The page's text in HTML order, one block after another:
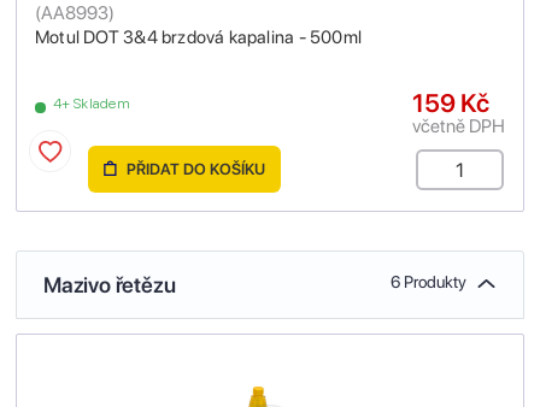
Motul DOT 3&4 brzdová kapalina - 500ml
(AA8993)
4+ Skladem 159 Kč
včetně DPH
PŘIDAT DO KOŠÍKU
Mazivo řetězu 6 Produkty